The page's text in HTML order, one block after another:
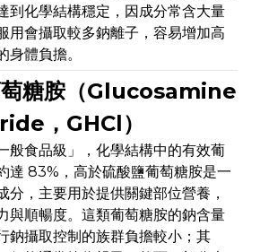
到化學結構穩定，因成分常含大量
用會攝取較多鈉離子，容易增加高
身體負擔。
萄糖胺（Glucosamine
，GHCl）
般食品級」，化學結構中的有效葡
達 83%，高於硫酸鹽葡萄糖胺是一
分，主要用於提供關鍵部位營養，
與順暢度。這類葡萄糖胺的鈉含量
鈉攝取控制的族群負擔較小；其